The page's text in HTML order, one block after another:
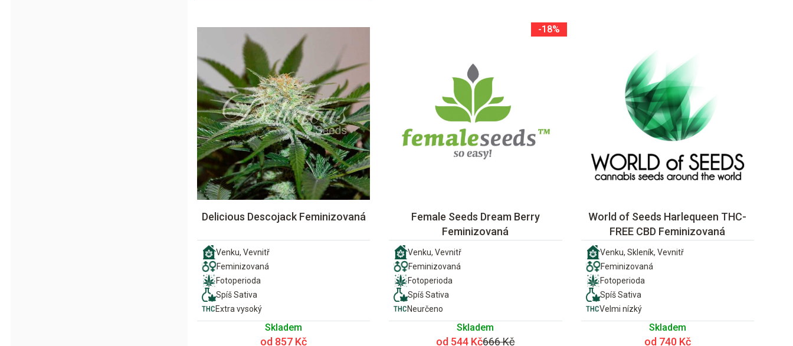
Delicious Descojack Feminizovaná
Venku, Vevnitř
Feminizovaná
Fotoperioda
Spíš Sativa
Extra vysoký
Skladem
od 857 Kč
-18%
Female Seeds Dream Berry
Feminizovaná
Venku, Vevnitř
Feminizovaná
Fotoperioda
Spíš Sativa
Neurčeno
Skladem
od 544 Kč666 Kč
World of Seeds Harlequeen THC-
FREE CBD Feminizovaná
Venku, Skleník, Vevnitř
Feminizovaná
Fotoperioda
Spíš Sativa
Velmi nízký
Skladem
od 740 Kč